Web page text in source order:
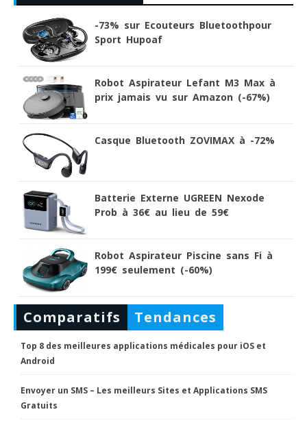
-73% sur Ecouteurs Bluetoothpour
Sport Hupoaf
Robot Aspirateur Lefant M3 Max à
prix jamais vu sur Amazon (-67%)
Casque Bluetooth ZOVIMAX à -72%
Batterie Externe UGREEN Nexode
Prob à 36€ au lieu de 59€
Robot Aspirateur Piscine sans Fi à
199€ seulement (-60%)
Comparatifs Tendances
Top 8 des meilleures applications médicales pour iOS et
Android
Envoyer un SMS – Les meilleurs Sites et Applications SMS
Gratuits